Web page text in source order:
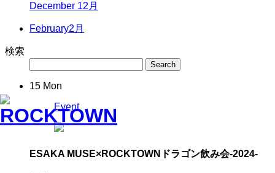
December 12月
February2月
検索
15 Mon
Event
ESAKA MUSE×ROCKTOWN ドラゴン飲み会-2024-